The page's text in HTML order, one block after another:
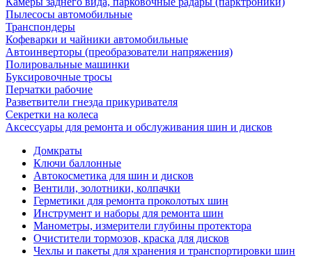
Пылесосы автомобильные
Транспондеры
Кофеварки и чайники автомобильные
Автоинверторы (преобразователи напряжения)
Полировальные машинки
Буксировочные тросы
Перчатки рабочие
Разветвители гнезда прикуривателя
Секретки на колеса
Аксессуары для ремонта и обслуживания ‎шин и дисков
Домкраты
Ключи баллонные
Автокосметика для шин и дисков
Вентили, золотники, колпачки
Герметики для ремонта проколотых шин
Инструмент и наборы для ремонта шин
Манометры, измерители глубины протектора
Очистители тормозов, краска для дисков
Чехлы и пакеты для хранения и транспортировки шин